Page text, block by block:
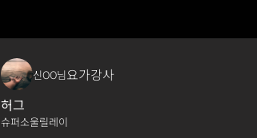
신OO님요가강사
허그
슈퍼소울릴레이